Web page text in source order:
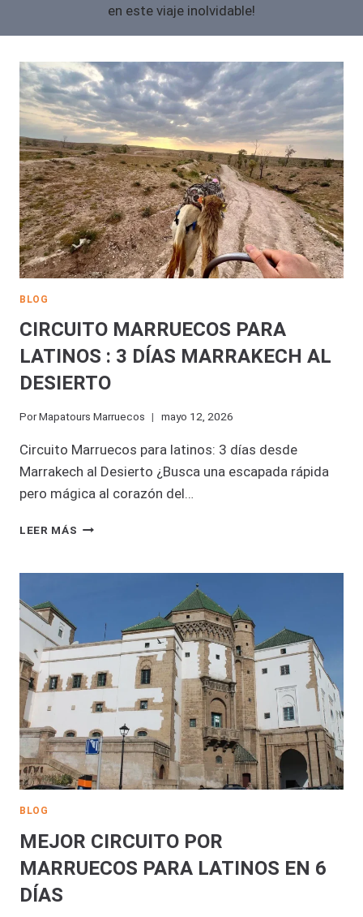
en este viaje inolvidable!
BLOG
CIRCUITO MARRUECOS PARA
LATINOS : 3 DÍAS MARRAKECH AL
DESIERTO
PorMapatours Marruecos mayo 12, 2026
Circuito Marruecos para latinos: 3 días desde
Marrakech al Desierto ¿Busca una escapada rápida
pero mágica al corazón del…
LEER MÁS CIRCUITO
LATINOS
DÍAS
MARRAKECH
AL
DESIERTO
BLOG
MEJOR CIRCUITO POR
MARRUECOS PARA LATINOS EN 6
DÍAS